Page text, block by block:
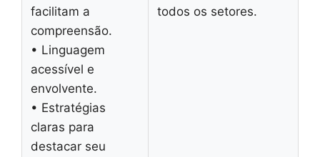
facilitam a
compreensão.
• Linguagem
acessível e
envolvente.
• Estratégias
claras para
destacar seu
todos os setores.